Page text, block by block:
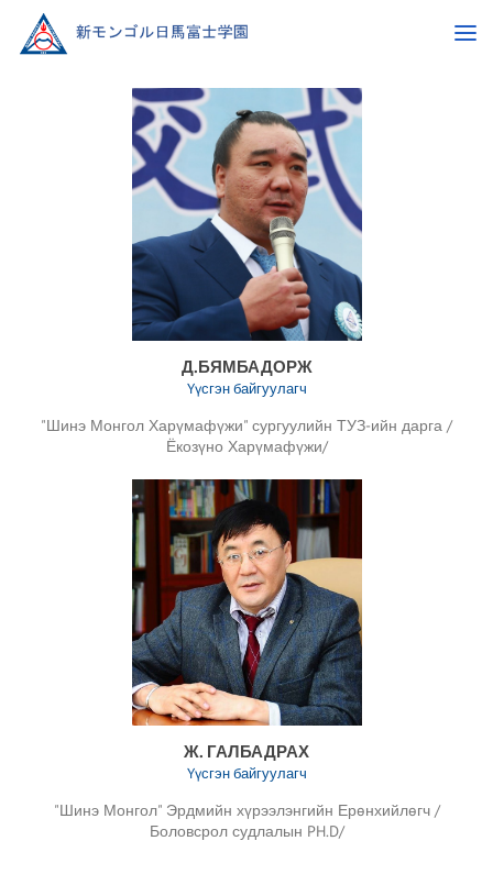
Д.БЯМБАДОРЖ
Үүсгэн байгуулагч
"Шинэ Монгол Харүмафүжи" сургуулийн ТУЗ-ийн дарга /
Ёкозүно Харүмафүжи/
Ж. ГАЛБАДРАХ
Үүсгэн байгуулагч
"Шинэ Монгол" Эрдмийн хүрээлэнгийн Ерөнхийлөгч /
Боловсрол судлалын PH.D/